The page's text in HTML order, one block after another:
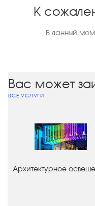
К
В данный
Вас может
ВСЕ УСЛУГИ
Архитектурное